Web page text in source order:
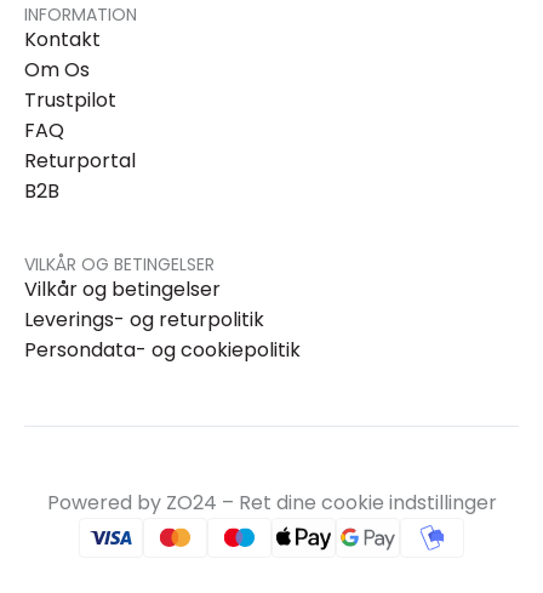
INFORMATION
Kontakt
Om Os
Trustpilot
FAQ
Returportal
B2B
VILKÅR OG BETINGELSER
Vilkår og betingelser
Leverings- og returpolitik
Persondata- og cookiepolitik
Powered by ZO24 – Ret dine cookie indstillinger